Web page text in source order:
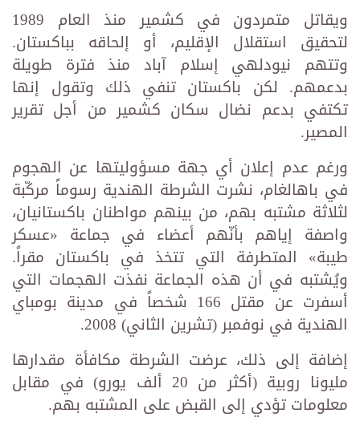
ويقاتل متمردون في كشمير منذ العام 1989
لتحقيق استقلال الإقليم، أو إلحاقه بباكستان.
وتتهم نيودلهي إسلام آباد منذ فترة طويلة
بدعمهم. لكن باكستان تنفي ذلك وتقول إنها
تكتفي بدعم نضال سكان كشمير من أجل تقرير
المصير.
ورغم عدم إعلان أي جهة مسؤوليتها عن الهجوم
في باهالغام، نشرت الشرطة الهندية رسوماً مركّبة
لثلاثة مشتبه بهم، من بينهم مواطنان باكستانيان،
واصفة إياهم بأنّهم أعضاء في جماعة «عسكر
طيبة» المتطرفة التي تتخذ في باكستان مقراً.
ويُشتبه في أن هذه الجماعة نفذت الهجمات التي
أسفرت عن مقتل 166 شخصاً في مدينة بومباي
الهندية في نوفمبر (تشرين الثاني) 2008.
إضافة إلى ذلك، عرضت الشرطة مكافأة مقدارها
مليونا روبية (أكثر من 20 ألف يورو) في مقابل
معلومات تؤدي إلى القبض على المشتبه بهم.